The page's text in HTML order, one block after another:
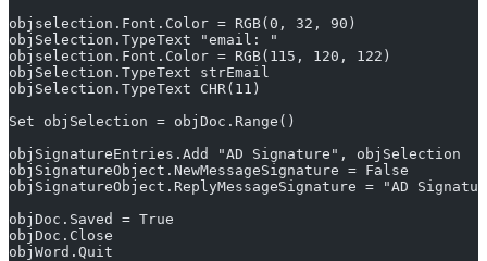
objselection.Font.Color = RGB(0, 32, 90)
objSelection.TypeText "email: "
objselection.Font.Color = RGB(115, 120, 122)
objSelection.TypeText strEmail
objSelection.TypeText CHR(11)
Set objSelection = objDoc.Range()
objSignatureEntries.Add "AD Signature", objSelection
objSignatureObject.NewMessageSignature = False
objSignatureObject.ReplyMessageSignature = "AD
objDoc.Saved = True
objDoc.Close
objWord.Quit